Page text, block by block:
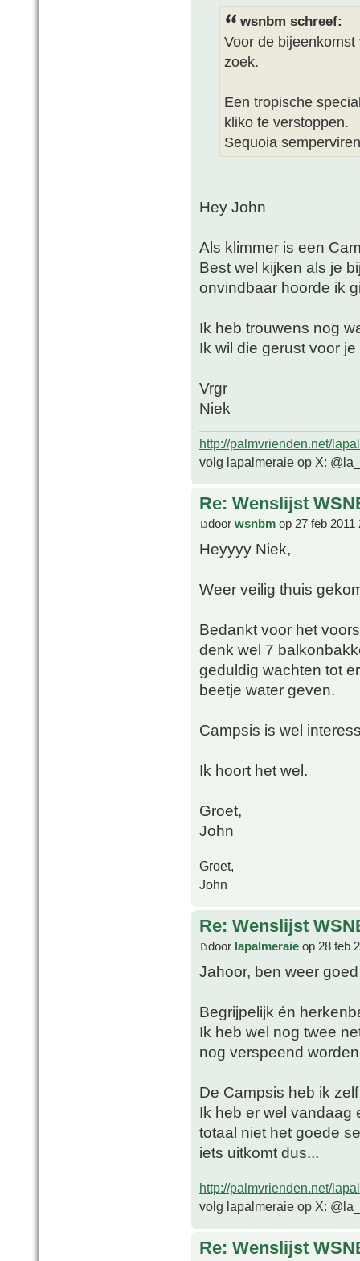
wsnbm schreef:
Voor de
zoek.
Een tropische
kliko te verstoppen.
Sequoia
Hey John
Als klimmer is een
Best wel kijken als je
onvindbaar hoorde ik
Ik heb trouwens nog
Ik wil die gerust voor
Vrgr
Niek
http://palmvrienden.net/
volg lapalmeraie op X:
Re: Wenslijst
door wsnbm op 27 feb 2011
Heyyyy Niek,
Weer veilig thuis
Bedankt voor het
denk wel 7
geduldig wachten tot
beetje water geven.
Campsis is wel
Ik hoort het wel.
Groet,
John
Groet,
John
Re: Wenslijst
door lapalmeraie op 28 feb
Jahoor, ben weer
Begrijpelijk én
Ik heb wel nog twee
nog verspeend
De Campsis heb ik
Ik heb er wel vandaag
totaal niet het goede
iets uitkomt dus...
http://palmvrienden.net/
volg lapalmeraie op X:
Re: Wenslijst